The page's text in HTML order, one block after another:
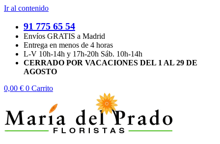
Ir al contenido
91 775 65 54
Envíos GRATIS a Madrid
Entrega en menos de 4 horas
L-V 10h-14h y 17h-20h Sáb. 10h-14h
CERRADO POR VACACIONES DEL 1 AL 29 DE
AGOSTO
0,00 € 0 Carrito